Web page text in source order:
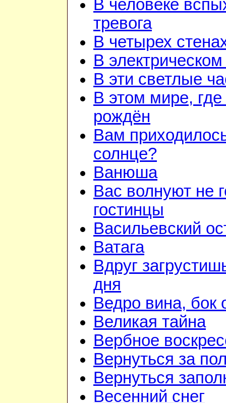
В человеке
тревога
В четырех
В
В эти светлые
В этом мире,
рождён
Вам
солнце?
Ванюша
Вас волнуют не
гостинцы
Васильевский
Ватага
Вдруг
дня
Ведро вина, бок
Великая тайна
Вербное
Вернуться за
Вернуться
Весенний снег